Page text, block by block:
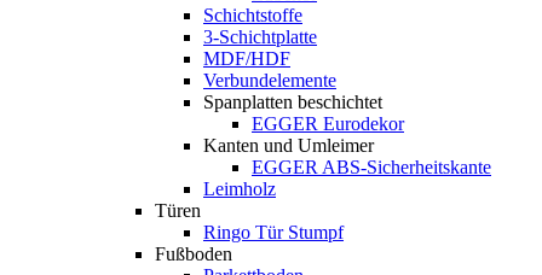
Schichtstoffe
3-Schichtplatte
MDF/HDF
Verbundelemente
Spanplatten beschichtet
EGGER Eurodekor
Kanten und Umleimer
EGGER ABS-Sicherheitskante
Leimholz
Türen
Ringo Tür Stumpf
Fußboden